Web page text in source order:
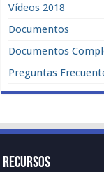
Vídeos 2018
Documentos
Documentos
Preguntas
Recursos